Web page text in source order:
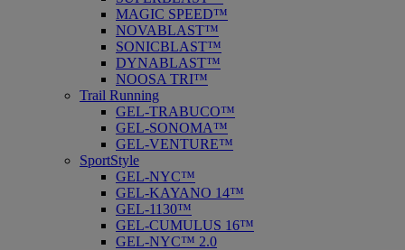
MAGIC SPEED™
NOVABLAST™
SONICBLAST™
DYNABLAST™
NOOSA TRI™
Trail Running
GEL-TRABUCO™
GEL-SONOMA™
GEL-VENTURE™
SportStyle
GEL-NYC™
GEL-KAYANO 14™
GEL-1130™
GEL-CUMULUS 16™
GEL-NYC™ 2.0